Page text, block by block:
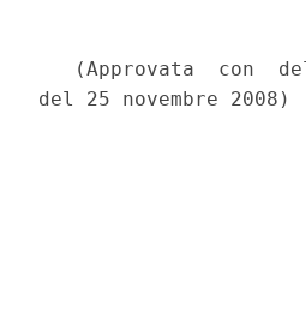
(Approvata  con